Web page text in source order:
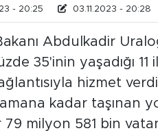
- 20:25 03.11.2023 - 20:28
Abdulkadir
35'inin yaşadığı
hizmet
kadar taşınan
milyon 581 bin